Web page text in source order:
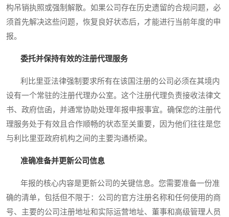
构吊销执照或强制解散。如果公司存在历史遗留的合规问题，必
须首先解决这些问题，恢复良好状态后，才能进行当前年度的申
报。
委托并保持有效的注册代理服务
利比里亚法律强制要求所有在该国注册的公司必须在其境内
设有一个常驻的注册代理办公室。这个注册代理负责接收法律文
书、政府信函，并通常协助处理年报申报事宜。确保您的注册代
理服务处于有效且合作顺畅的状态至关重要，因为他们往往是您
与利比里亚政府机构之间的主要沟通桥梁。
准确准备并更新公司信息
年报的核心内容是更新公司的关键信息。您需要准备一份准
确的清单，包括但不限于：公司的官方注册名称和任何使用的商
号、主要的公司注册地址和实际运营地址、董事和高级管理人员